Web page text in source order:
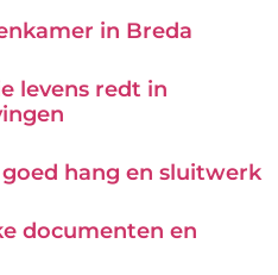
in Breda
levens redt in
hang en sluitwerk
documenten en